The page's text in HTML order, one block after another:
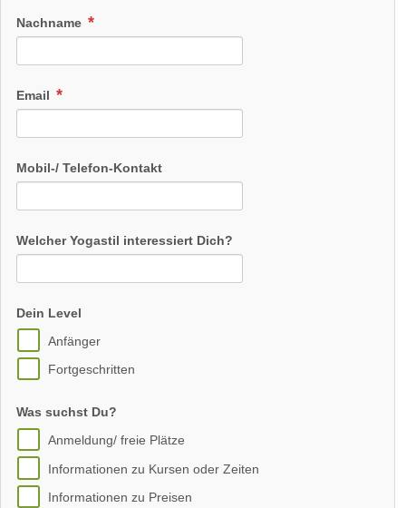
Nachname
Email
Mobil-/ Telefon-Kontakt
Welcher Yogastil interessiert Dich?
Dein Level
Anfänger
Fortgeschritten
Was suchst Du?
Anmeldung/ freie Plätze
Informationen zu Kursen oder Zeiten
Informationen zu Preisen